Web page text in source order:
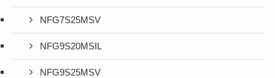
NFG7S25MSV
NFG9S20MSIL
NFG9S25MSV